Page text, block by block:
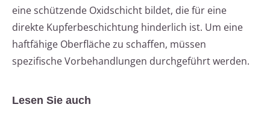
eine schützende Oxidschicht bildet, die für eine
direkte Kupferbeschichtung hinderlich ist. Um eine
haftfähige Oberfläche zu schaffen, müssen
spezifische Vorbehandlungen durchgeführt werden.
Lesen Sie auch